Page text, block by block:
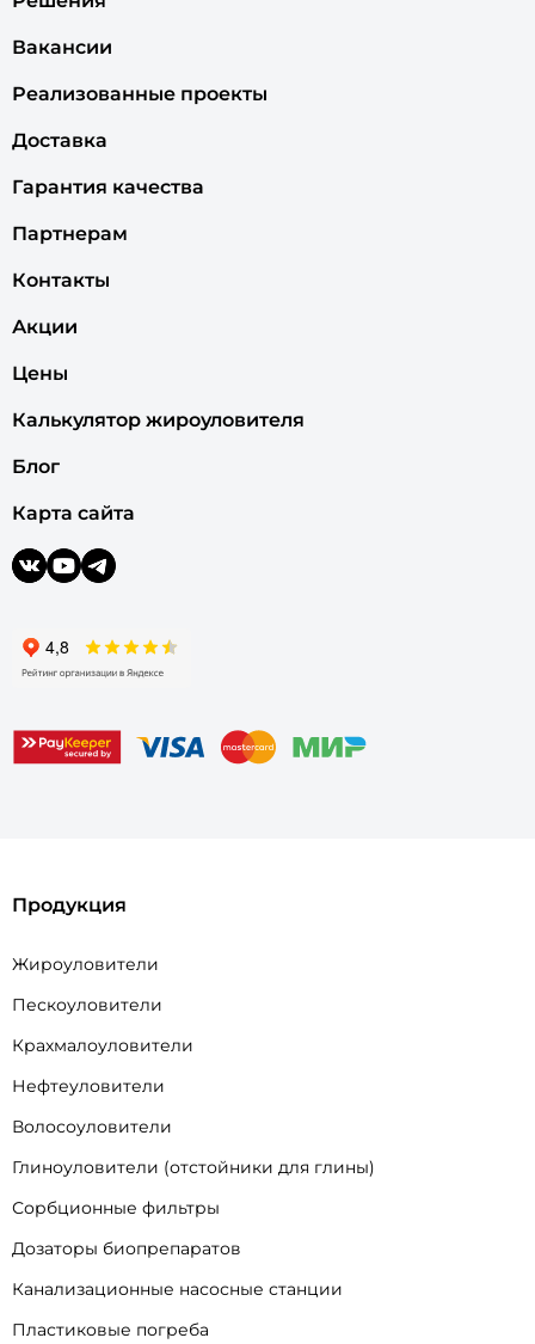
Вакансии
Реализованные проекты
Доставка
Гарантия качества
Партнерам
Контакты
Акции
Цены
Калькулятор жироуловителя
Блог
Карта сайта
Продукция
Жироуловители
Пескоуловители
Крахмалоуловители
Нефтеуловители
Волосоуловители
Глиноуловители (отстойники для глины)
Сорбционные фильтры
Дозаторы биопрепаратов
Канализационные насосные станции
Пластиковые погреба